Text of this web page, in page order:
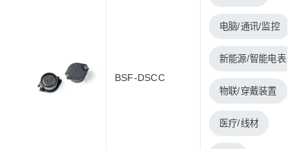
BSF-DSCC
电脑/通讯/监控
新能源/智能电表
物联/穿戴装置
医疗/线材